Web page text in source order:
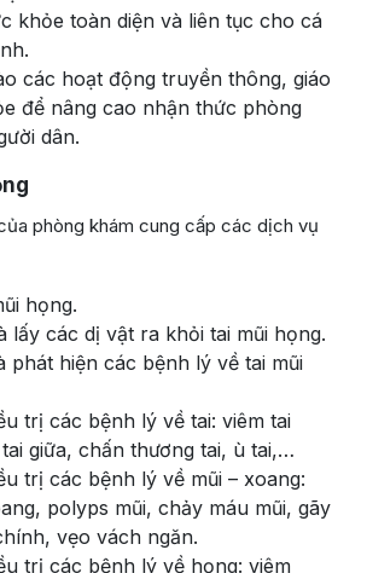
khỏe toàn diện và liên tục cho cá
các hoạt động truyền thông, giáo
để nâng cao nhận thức phòng
dân.
phòng khám cung cấp các dịch vụ
họng.
lấy các dị vật ra khỏi tai mũi họng.
phát hiện các bệnh lý về tai mũi
trị các bệnh lý về tai: viêm tai
giữa, chấn thương tai, ù tai,…
trị các bệnh lý về mũi – xoang:
polyps mũi, chảy máu mũi, gãy
vẹo vách ngăn.
trị các bệnh lý về họng: viêm